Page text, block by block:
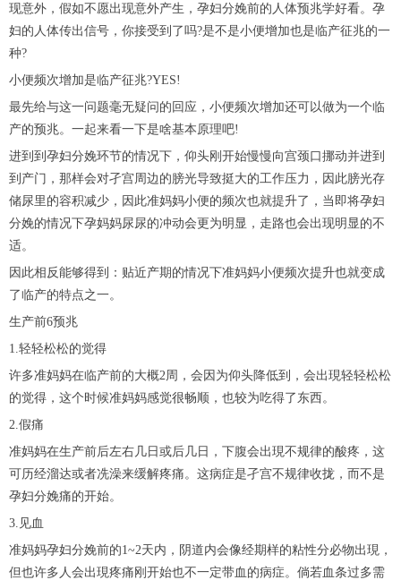
现意外，假如不愿出现意外产生，孕妇分娩前的人体预兆学好看。孕
妇的人体传出信号，你接受到了吗?是不是小便增加也是临产征兆的一
种?
小便频次增加是临产征兆?YES!
最先给与这一问题毫无疑问的回应，小便频次增加还可以做为一个临
产的预兆。一起来看一下是啥基本原理吧!
进到到孕妇分娩环节的情况下，仰头刚开始慢慢向宫颈口挪动并进到
到产门，那样会对孑宫周边的膀光导致挺大的工作压力，因此膀光存
储尿里的容积减少，因此准妈妈小便的频次也就提升了，当即将孕妇
分娩的情况下孕妈妈尿尿的冲动会更为明显，走路也会出现明显的不
适。
因此相反能够得到：贴近产期的情况下准妈妈小便频次提升也就变成
了临产的特点之一。
生产前6预兆
1.轻轻松松的觉得
许多准妈妈在临产前的大概2周，会因为仰头降低到，会出現轻轻松松
的觉得，这个时候准妈妈感觉很畅顺，也较为吃得了东西。
2.假痛
准妈妈在生产前后左右几日或后几日，下腹会出現不规律的酸疼，这
可历经溜达或者冼澡来缓解疼痛。这病症是孑宫不规律收拢，而不是
孕妇分娩痛的开始。
3.见血
准妈妈孕妇分娩前的1~2天内，阴道内会像经期样的粘性分必物出現，
但也许多人会出現疼痛刚开始也不一定带血的病症。倘若血条过多需